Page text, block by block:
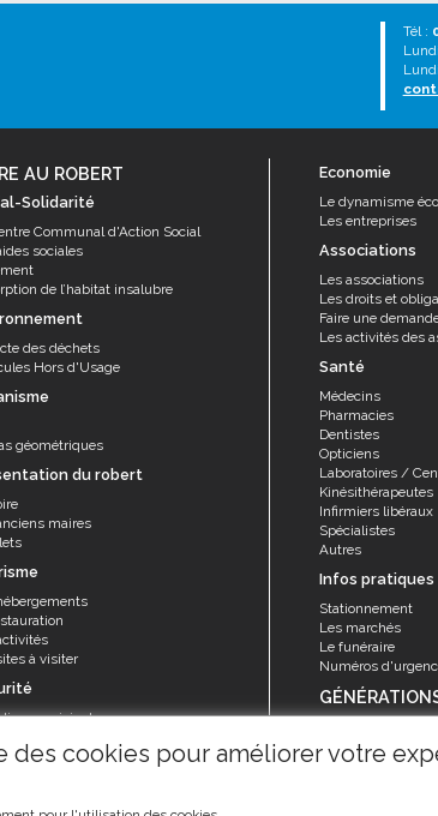
cookies pour améliorer votre
Tél :
AU ROBERT
Solidarité
Communal d'Action Social
sociales
de l’habitat insalubre
des déchets
Hors d'Usage
géométriques
du robert
maires
à visiter
municipale
Economie
Le dynamisme
Les entreprises
Associations
Les associations
Les droits et
Faire une
Les activités des
Santé
Médecins
Pharmacies
Dentistes
Opticiens
Laboratoires /
Kinésithérapeutes
Infirmiers libéraux
Spécialistes
Autres
Infos pratiques
Stationnement
Les marchés
Le funéraire
Numéros
Animations et